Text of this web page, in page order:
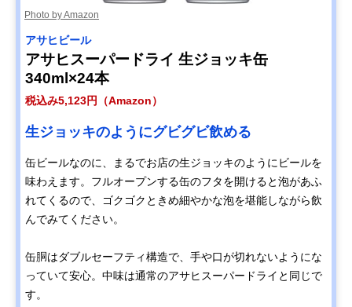
Photo by Amazon
アサヒビール
アサヒスーパードライ 生ジョッキ缶
340ml×24本
税込み5,123円（Amazon）
生ジョッキのようにグビグビ飲める
缶ビールなのに、まるでお店の生ジョッキのようにビールを
味わえます。フルオープンする缶のフタを開けると泡があふ
れてくるので、ゴクゴクときめ細やかな泡を堪能しながら飲
んでみてください。
缶胴はダブルセーフティ構造で、手や口が切れないようにな
っていて安心。中味は通常のアサヒスーパードライと同じで
す。